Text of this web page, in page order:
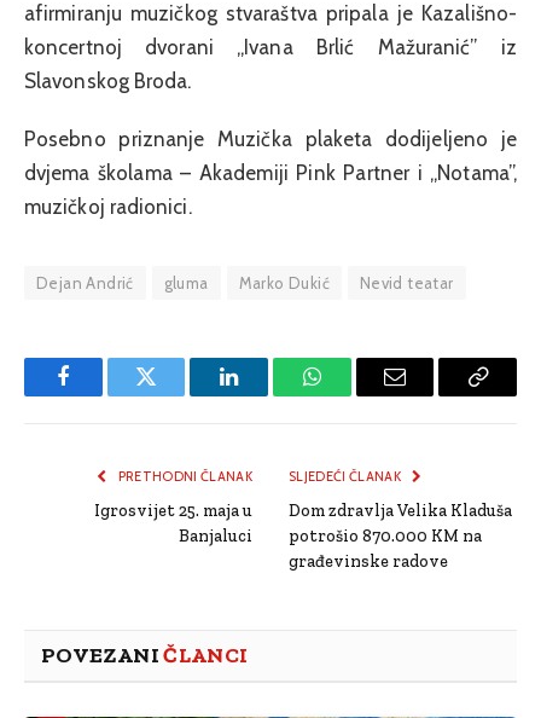
afirmiranju muzičkog stvaraštva pripala je Kazališno-
koncertnoj dvorani „Ivana Brlić Mažuranić” iz
Slavonskog Broda.
Posebno priznanje Muzička plaketa dodijeljeno je
dvjema školama – Akademiji Pink Partner i „Notama”,
muzičkoj radionici.
Dejan Andrić gluma Marko Dukić Nevid teatar
FacebookTwitter LinkedInWhatsAppEmail
Copy
PRETHODNI ČLANAK
Igrosvijet 25. maja u
Banjaluci
SLJEDEĆI ČLANAK
Dom zdravlja Velika Kladuša
potrošio 870.000 KM na
građevinske radove
POVEZANIČLANCI